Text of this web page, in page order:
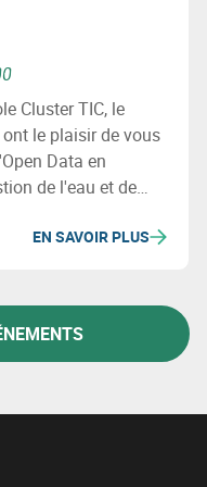
Cluster TIC, le
le plaisir de vous
Data en
de l'eau et de
EN SAVOIR PLUS